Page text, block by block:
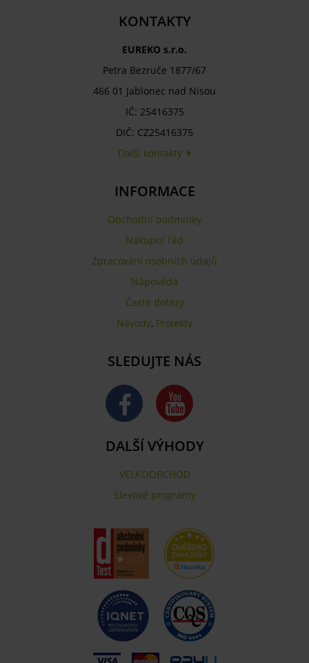
KONTAKTY
EUREKO s.r.o.
Petra Bezruče 1877/67
466 01 Jablonec nad Nisou
IČ: 25416375
DIČ: CZ25416375
Další kontakty
INFORMACE
Obchodní podmínky
Nákupní řád
Zpracování osobních údajů
Nápověda
Časté dotazy
Návody, Projekty
SLEDUJTE NÁS
DALŠÍ VÝHODY
VELKOOBCHOD
Slevové programy